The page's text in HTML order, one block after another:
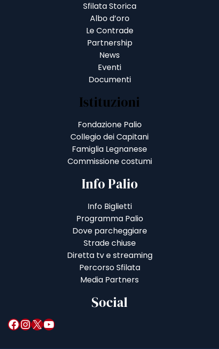
Sfilata Storica
Albo d’oro
Le Contrade
Partnership
News
Eventi
Documenti
Istituzioni
Fondazione Palio
Collegio dei Capitani
Famiglia Legnanese
Commissione costumi
Info Palio
Info Biglietti
Programma Palio
Dove parcheggiare
Strade chiuse
Diretta tv e streaming
Percorso Sfilata
Media Partners
Social
Facebook InstagramX YouTube